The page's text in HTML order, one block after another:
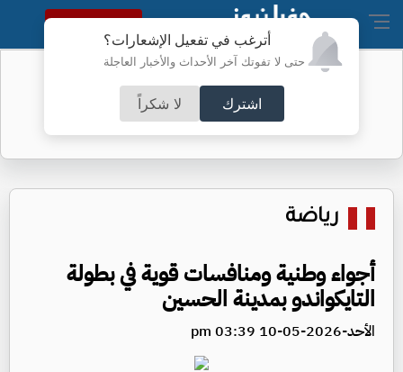
أترغب في تفعيل الإشعارات؟
حتى لا تفوتك آخر الأحداث والأخبار العاجلة
اشترك لا شكراً
النسخة الكاملة
المستقبل
رياضة
أجواء وطنية ومنافسات قوية في بطولة
التايكواندو بمدينة الحسين
الأحد-2026-05-10 03:39 pm